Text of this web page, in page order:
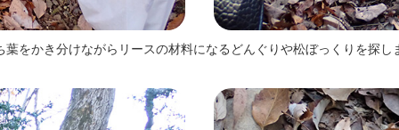
葉をかき分けながらリースの材料になるどんぐりや松ぼっくりを探し